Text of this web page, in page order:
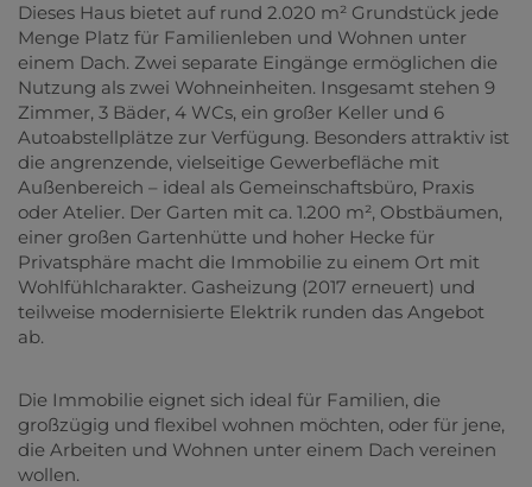
Dieses Haus bietet auf rund 2.020 m² Grundstück jede
Menge Platz für Familienleben und Wohnen unter
einem Dach. Zwei separate Eingänge ermöglichen die
Nutzung als zwei Wohneinheiten. Insgesamt stehen 9
Zimmer, 3 Bäder, 4 WCs, ein großer Keller und 6
Autoabstellplätze zur Verfügung. Besonders attraktiv ist
die angrenzende, vielseitige Gewerbefläche mit
Außenbereich – ideal als Gemeinschaftsbüro, Praxis
oder Atelier. Der Garten mit ca. 1.200 m², Obstbäumen,
einer großen Gartenhütte und hoher Hecke für
Privatsphäre macht die Immobilie zu einem Ort mit
Wohlfühlcharakter. Gasheizung (2017 erneuert) und
teilweise modernisierte Elektrik runden das Angebot
ab.
Die Immobilie eignet sich ideal für Familien, die
großzügig und flexibel wohnen möchten, oder für jene,
die Arbeiten und Wohnen unter einem Dach vereinen
wollen.